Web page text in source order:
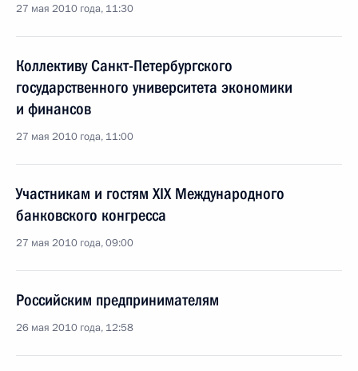
27 мая 2010 года, 11:30
Коллективу Санкт-Петербургского
государственного университета экономики
и финансов
27 мая 2010 года, 11:00
Участникам и гостям XIX Международного
банковского конгресса
27 мая 2010 года, 09:00
Российским предпринимателям
26 мая 2010 года, 12:58